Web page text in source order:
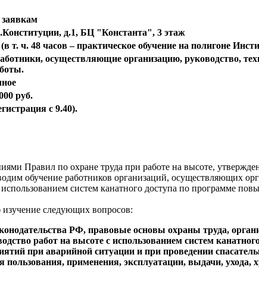
заявкам
д.1, БЦ "Константа", 3 этаж
т. ч. 48 часов – практическое обучение на полигоне
осуществляющие организацию, руководство,
руб.
с 9.40).
Правил по охране труда при работе на высоте,
обучение работников организаций, осуществляющих
систем канатного доступа по программе
следующих вопросов:
РФ, правовые основы охраны труда,
работ на высоте с использованием систем
при аварийной ситуации и при проведении
пользования, применения, эксплуатации, выдачи, ухода,